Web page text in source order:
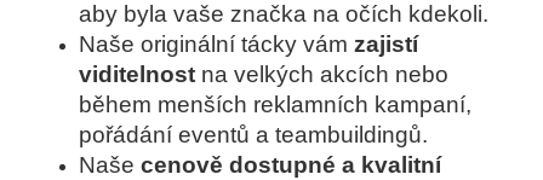
aby byla vaše značka na očích kdekoli.
Naše originální tácky vám zajistí
viditelnost na velkých akcích nebo
během menších reklamních kampaní,
pořádání eventů a teambuildingů.
Naše cenově dostupné a kvalitní